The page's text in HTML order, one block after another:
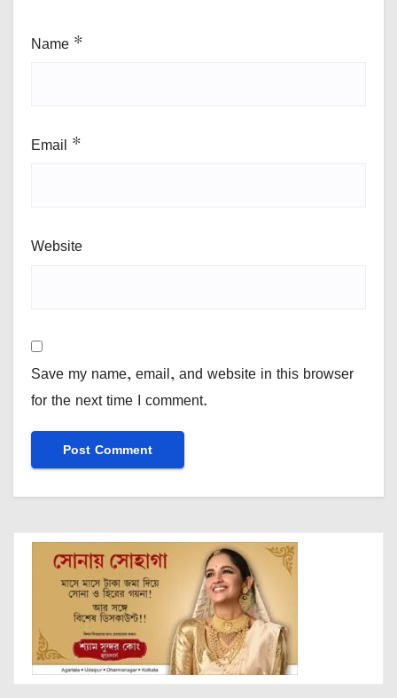
Name *
Email *
Website
Save my name, email, and website in this browser
for the next time I comment.